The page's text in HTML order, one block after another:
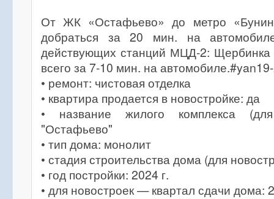
От ЖК «Остафьево» до метро
добраться за 20 мин. на
действующих станций МЦД-2:
всего за 7-10 мин. на
• ремонт: чистовая отделка
• квартира продается в новостройке: да
• название жилого комплекса
"Остафьево"
• тип дома: монолит
• стадия строительства дома (для
• год постройки: 2024 г.
• для новостроек — квартал сдачи дома: 2